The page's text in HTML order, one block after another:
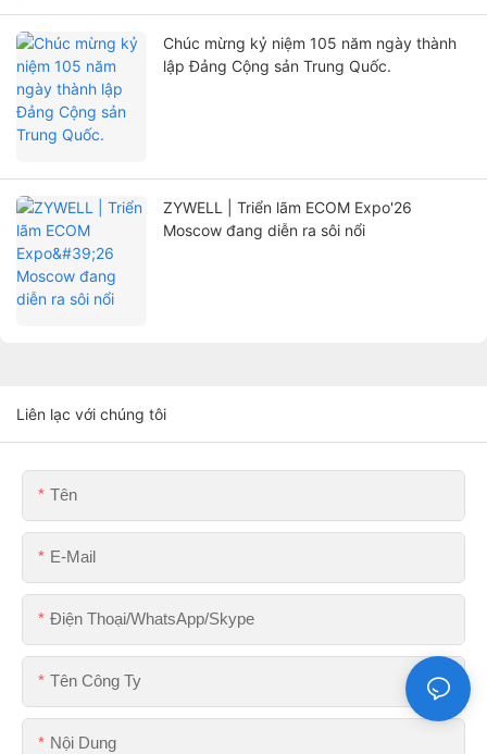
Chúc mừng kỷ niệm 105 năm ngày thành
lập Đảng Cộng sản Trung Quốc.
ZYWELL | Triển lãm ECOM Expo'26
Moscow đang diễn ra sôi nổi
Liên lạc với chúng tôi
Tên
E-Mail
Điện Thoại/WhatsApp/Skype
Tên Công Ty
Nội Dung